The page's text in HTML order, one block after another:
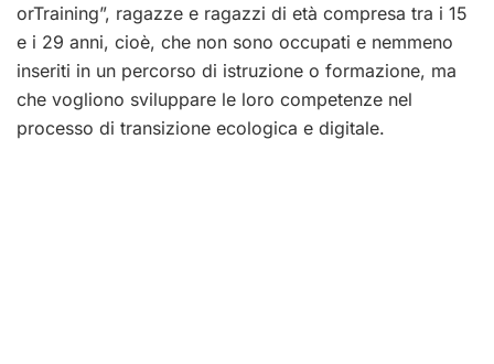
orTraining”, ragazze e ragazzi di età compresa tra i 15
e i 29 anni, cioè, che non sono occupati e nemmeno
inseriti in un percorso di istruzione o formazione, ma
che vogliono sviluppare le loro competenze nel
processo di transizione ecologica e digitale.